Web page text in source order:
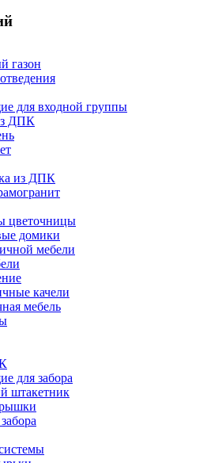
газон
для входной группы
ДПК
из ДПК
цветочницы
домики
мебели
качели
мебель
для забора
штакетник